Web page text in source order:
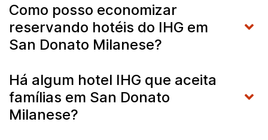
Como posso economizar
reservando hotéis do IHG em
San Donato Milanese?
Há algum hotel IHG que aceita
famílias em San Donato
Milanese?